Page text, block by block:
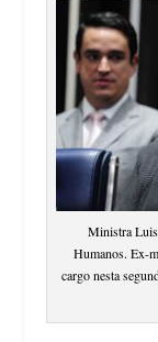
Ministra
Humanos. Ex-
cargo nesta